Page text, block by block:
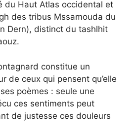
du Haut Atlas occidental et
des tribus Mssamouda du
Dern), distinct du tashlhit
constitue un
de ceux qui pensent qu’elle
poèmes : seule une
ces sentiments peut
de justesse ces douleurs